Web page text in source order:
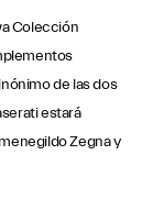
Colección
de las dos
estará
Zegna y